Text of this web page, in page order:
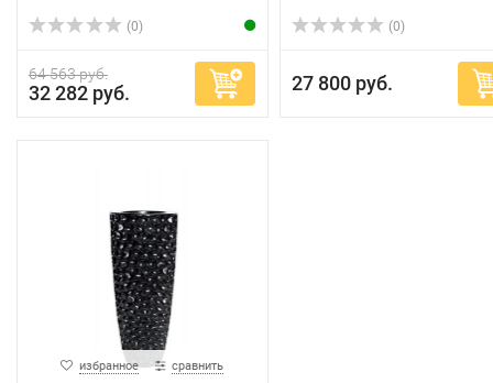
(0)
64 563 руб.
32 282 руб.
(0)
27 800 руб.
избранное сравнить